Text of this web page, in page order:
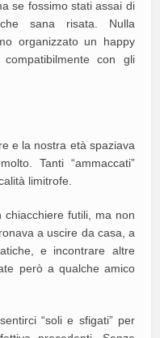
se fossimo stati assai di
sana risata. Nulla
organizzato un happy
con gli
e la nostra età spaziava
Tanti “ammaccati”
limitrofe.
chiacchiere futili, ma non
a uscire da casa, a
e incontrare altre
però a qualche amico
“soli e sfigati” per